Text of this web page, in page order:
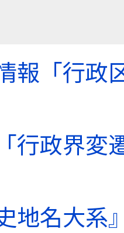
報「行政
行政界変
地名大